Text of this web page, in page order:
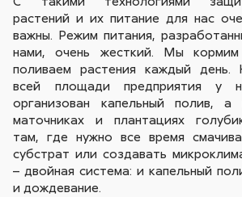
растений и их питание для нас
важны. Режим питания,
нами, очень жесткий. Мы
поливаем растения каждый день.
всей площади предприятия у
организован капельный полив, а
маточниках и плантациях
там, где нужно все время
субстрат или создавать
– двойная система: и капельный
и дождевание.